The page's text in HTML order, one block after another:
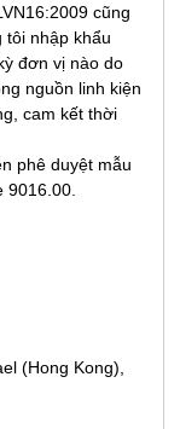
cũng
tôi nhập khẩu
đơn vị nào do
nguồn linh kiện
cam kết thời
phê duyệt mẫu
9016.00.
(Hong Kong),